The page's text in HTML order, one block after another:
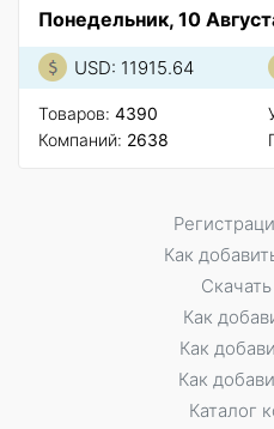
Понедельник, 10
USD: 11915.64
Товаров: 4390
Компаний: 2638
Как
Как
Как
Как
Каталог